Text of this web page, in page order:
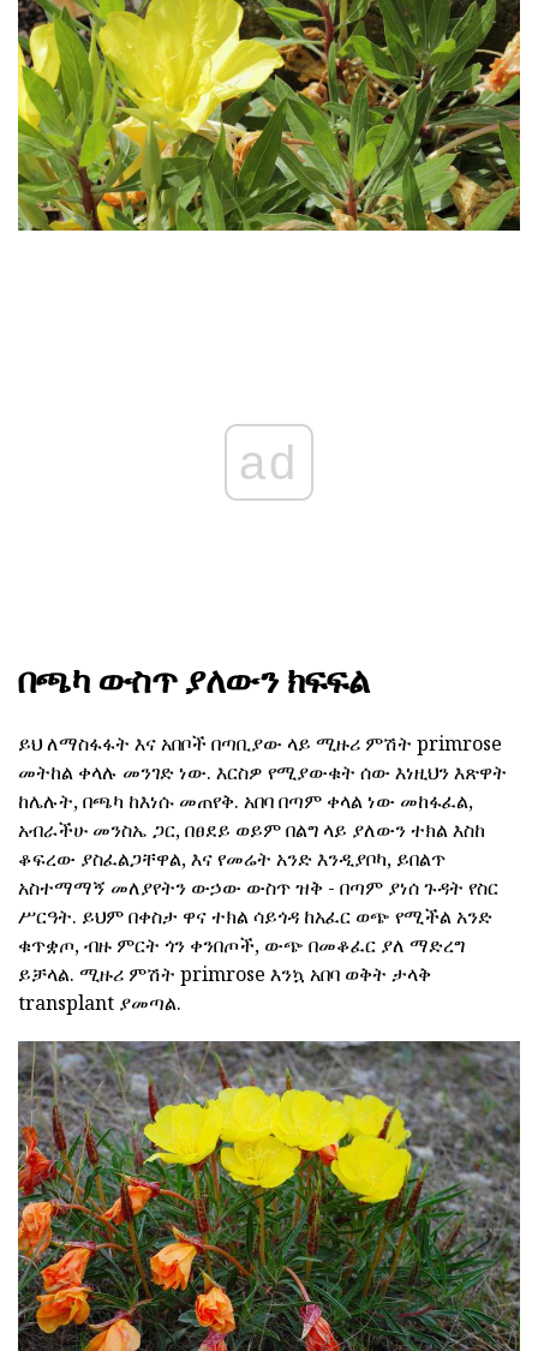
ad
በጫካ ውስጥ ያለውን ክፍፍል
ይህ ለማስፋፋት እና አበቦች በጣቢያው ላይ ሚዙሪ ምሽት primrose
መትከል ቀላሉ መንገድ ነው. እርስዎ የሚያውቁት ሰው እነዚህን እጽዋት
ከሌሉት, በጫካ ከእነሱ መጠየቅ. አበባ በጣም ቀላል ነው መከፋፈል,
አብራችሁ መንስኤ ጋር, በፀደይ ወይም በልግ ላይ ያለውን ተክል እስከ
ቆፍረው ያስፈልጋቸዋል, እና የመሬት አንድ እንዲያቦካ, ይበልጥ
አስተማማኝ መለያየትን ውኃው ውስጥ ዝቅ - በጣም ያነሰ ጉዳት የስር
ሥርዓት. ይህም በቀስታ ዋና ተክል ሳይጎዳ ከአፈር ወጭ የሚችል አንድ
ቁጥቋጦ, ብዙ ምርት ጎን ቀንበጦች, ውጭ በመቆፈር ያለ ማድረግ
ይቻላል. ሚዙሪ ምሽት primrose እንኳ አበባ ወቅት ታላቅ
transplant ያመጣል.